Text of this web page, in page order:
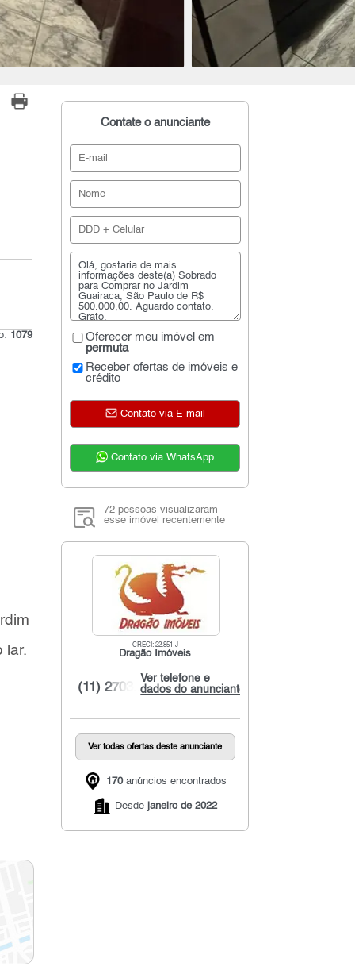
1079
lar.
Contate o anunciante
Oferecer meu imóvel em
permuta
Receber ofertas de imóveis e
crédito
Contato via E-mail
Contato via WhatsApp
72 pessoas visualizaram
esse imóvel recentemente
CRECI: 22.851-J
Dragão Imóveis
Ver telefone e
dados do anunciante
(11) 2703...
Ver todas ofertas deste anunciante
170anúncios encontrados
Desde janeiro de 2022